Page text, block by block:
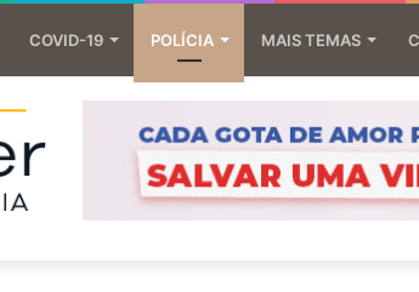
COVID-19 POLÍCIA MAIS TEMAS